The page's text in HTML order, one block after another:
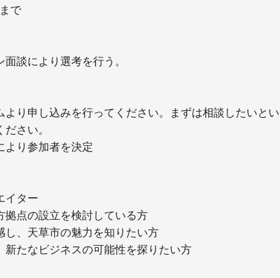
で
談により選考を行う。
より申し込みを行ってください。まずは相談したいとい
さい。
り参加者を決定
イター
拠点の設立を検討している方
し、天草市の魅力を知りたい方
新たなビジネスの可能性を探りたい方